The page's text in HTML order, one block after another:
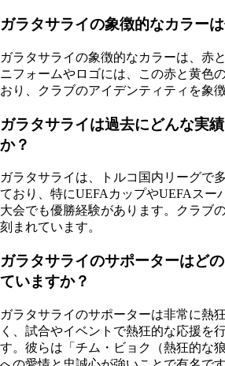
ガラタサライの象徴的なカラー
ガラタサライの象徴的なカラーは、赤
ニフォームやロゴには、この赤と黄色
おり、クラブのアイデンティティを象
ガラタサライは過去にどんな実
か？
ガラタサライは、トルコ国内リーグで
ており、特にUEFAカップやUEFAスー
大会でも優勝経験があります。クラブ
刻まれています。
ガラタサライのサポーターはど
ていますか？
ガラタサライのサポーターは非常に熱
く、試合やイベントで熱狂的な応援を
す。彼らは「チム・ビョク（熱狂的な